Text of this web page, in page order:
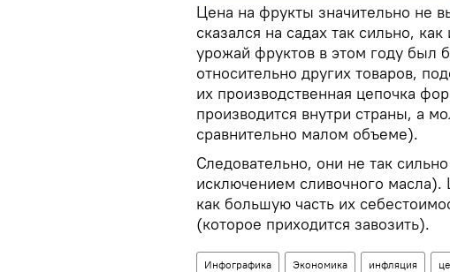
Цена на фрукты значительно не
сказался на садах так сильно,
урожай фруктов в этом году был
относительно других товаров,
их производственная цепочка
производится внутри страны, а
сравнительно малом объеме).
Следовательно, они не так
исключением сливочного
как большую часть их
(которое приходится завозить).
Инфографика Экономика инфляция